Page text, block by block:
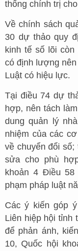
thống chính trị
Về chính sách
30 dự thảo quy
kinh tế số lõi
có định lượng
Luật có hiệu lực.
Tại điều 74 dự
hợp, nên tách
dung quản lý
nhiệm của các
về chuyển đổi
sửa cho phù
khoản 4 Điều
phạm pháp luật
Các ý kiến góp
Liên hiệp hội tỉnh
để phản ánh,
10, Quốc hội